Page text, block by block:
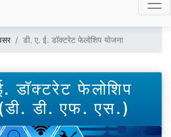
डी. ए. ई. डॉक्टरेट फेलोशिप योजना
डॉक्टरेट फेलोशिप
डी. एफ. एस.)